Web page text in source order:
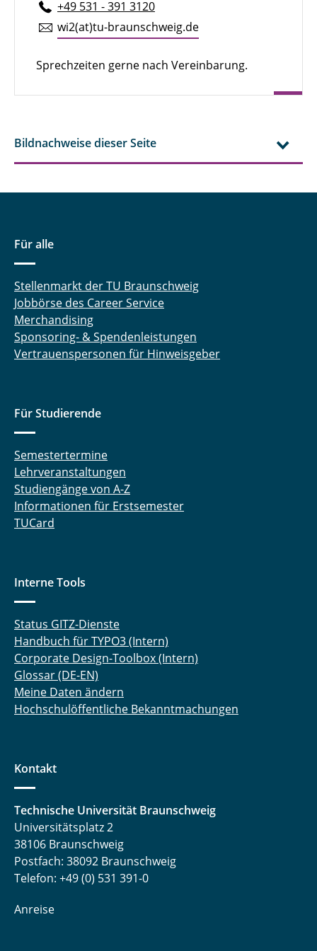
+49 531 - 391 3120
wi2(at)tu-braun­schweig.de
Sprechzeiten gerne nach Vereinbarung.
Bildnachweise dieser Seite
Für alle
Stellenmarkt der TU Braunschweig
Jobbörse des Career Service
Merchandising
Sponsoring- & Spendenleistungen
Vertrauenspersonen für Hinweisgeber
Für Studierende
Semestertermine
Lehrveranstaltungen
Studiengänge von A-Z
Informationen für Erstsemester
TUCard
Interne Tools
Status GITZ-Dienste
Handbuch für TYPO3 (Intern)
Corporate Design-Toolbox (Intern)
Glossar (DE-EN)
Meine Daten ändern
Hochschulöffentliche Bekanntmachungen
Kontakt
Technische Universität Braunschweig
Universitätsplatz 2
38106 Braunschweig
Postfach: 38092 Braunschweig
Telefon: +49 (0) 531 391-0
Anreise